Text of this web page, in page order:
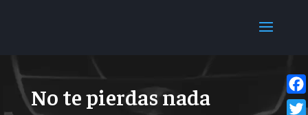
No te pierdas nada